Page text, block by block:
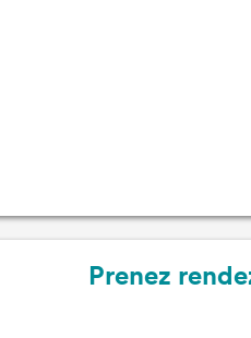
Prenez